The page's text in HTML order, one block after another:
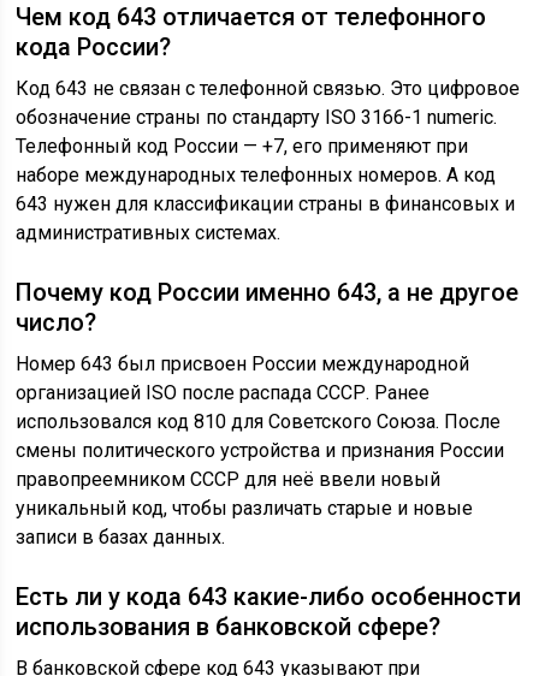
Чем код 643 отличается от телефонного
кода России?
Код 643 не связан с телефонной связью. Это цифровое
обозначение страны по стандарту ISO 3166-1 numeric.
Телефонный код России — +7, его применяют при
наборе международных телефонных номеров. А код
643 нужен для классификации страны в финансовых и
административных системах.
Почему код России именно 643, а не другое
число?
Номер 643 был присвоен России международной
организацией ISO после распада СССР. Ранее
использовался код 810 для Советского Союза. После
смены политического устройства и признания России
правопреемником СССР для неё ввели новый
уникальный код, чтобы различать старые и новые
записи в базах данных.
Есть ли у кода 643 какие-либо особенности
использования в банковской сфере?
В банковской сфере код 643 указывают при